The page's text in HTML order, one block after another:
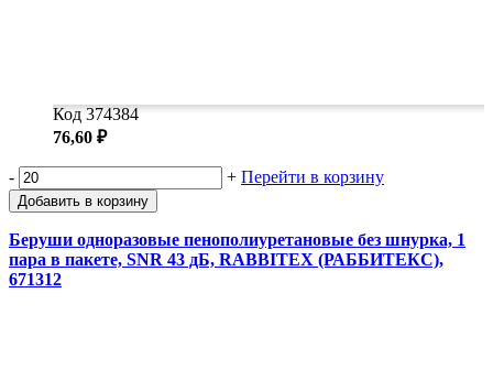
Код 374384
76,60 ₽
- + Перейти в корзину
Добавить в корзину
Беруши одноразовые пенополиуретановые без шнурка, 1
пара в пакете, SNR 43 дБ, RABBITEX (РАББИТЕКС),
671312